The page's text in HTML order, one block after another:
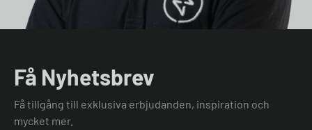
Få Nyhetsbrev
Få tillgång till exklusiva erbjudanden, inspiration och
mycket mer.